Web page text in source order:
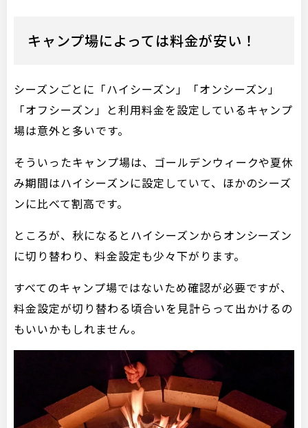
キャンプ場によっては料金が安い！
シーズンごとに「ハイシーズン」「オンシーズン」
「オフシーズン」と利用料金を設定しているキャンプ
場は意外と多いです。
そういったキャンプ場は、ゴールデンウィークや夏休
み期間はハイシーズンに設定していて、ほかのシーズ
ンに比べて割高です。
ところが、秋になるとハイシーズンからオンシーズン
に切り替わり、料金設定も少々下がります。
すべてのキャンプ場ではないため確認が必要ですが、
料金設定が切り替わる頃合いを見計らって出かけるの
もいいかもしれません。